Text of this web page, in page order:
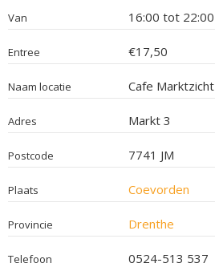
Van 16:00 tot 22:00
Entree €17,50
Naam locatie Cafe Marktzicht
Adres Markt 3
Postcode 7741 JM
Plaats Coevorden
Provincie Drenthe
Telefoon 0524-513 537